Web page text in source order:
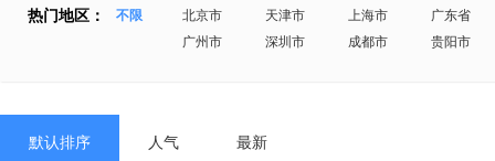
热门地区： 不限 北京市 天津市 上海市
广东省
广州市
深圳市 成都市 贵阳市
默认排序 人气 最新